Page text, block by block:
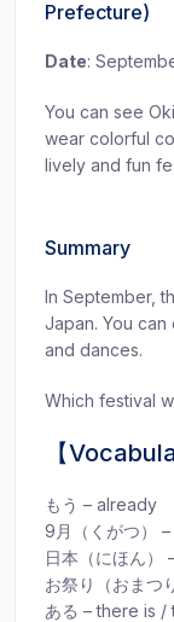
Prefecture)
Date:
You can see
wear colorful
lively and fun
Summary
In September,
Japan. You
and dances.
Which festival
【
もう – already
9月（くがつ）
日本（にほん）
お祭り（おまつ
ある – there is /